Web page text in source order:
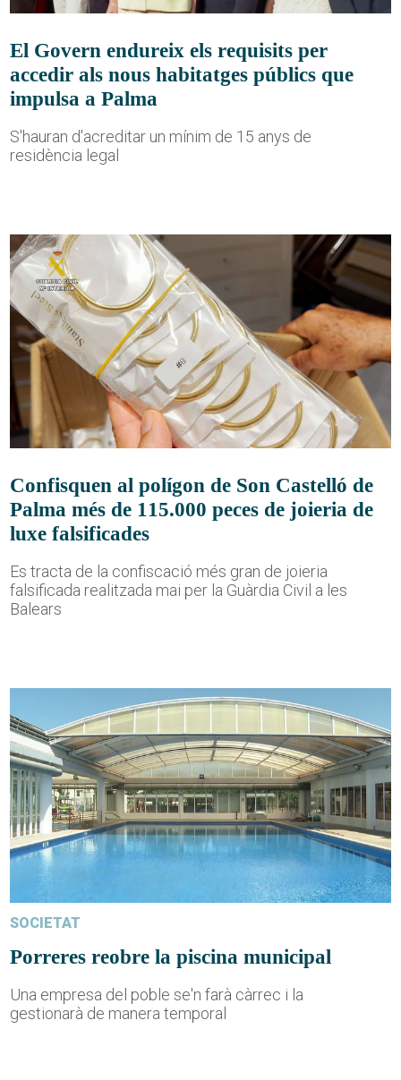
El Govern endureix els requisits per
accedir als nous habitatges públics que
impulsa a Palma
S'hauran d'acreditar un mínim de 15 anys de
residència legal
Confisquen al polígon de Son Castelló de
Palma més de 115.000 peces de joieria de
luxe falsificades
Es tracta de la confiscació més gran de joieria
falsificada realitzada mai per la Guàrdia Civil a les
Balears
SOCIETAT
Porreres reobre la piscina municipal
Una empresa del poble se'n farà càrrec i la
gestionarà de manera temporal